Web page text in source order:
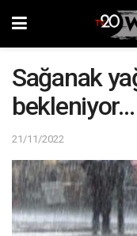
Sağanak
bekleniyor…
21/11/2022